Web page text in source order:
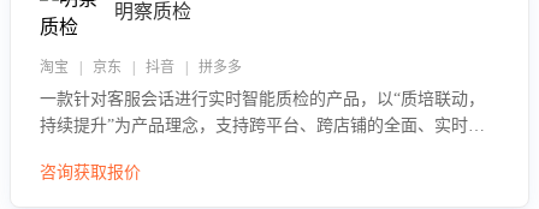
明察质检
淘宝 | 京东 | 抖音 | 拼多多
一款针对客服会话进行实时智能质检的产品，以“质培联动，
持续提升”为产品理念，支持跨平台、跨店铺的全面、实时、
队的销服能力。
咨询获取报价